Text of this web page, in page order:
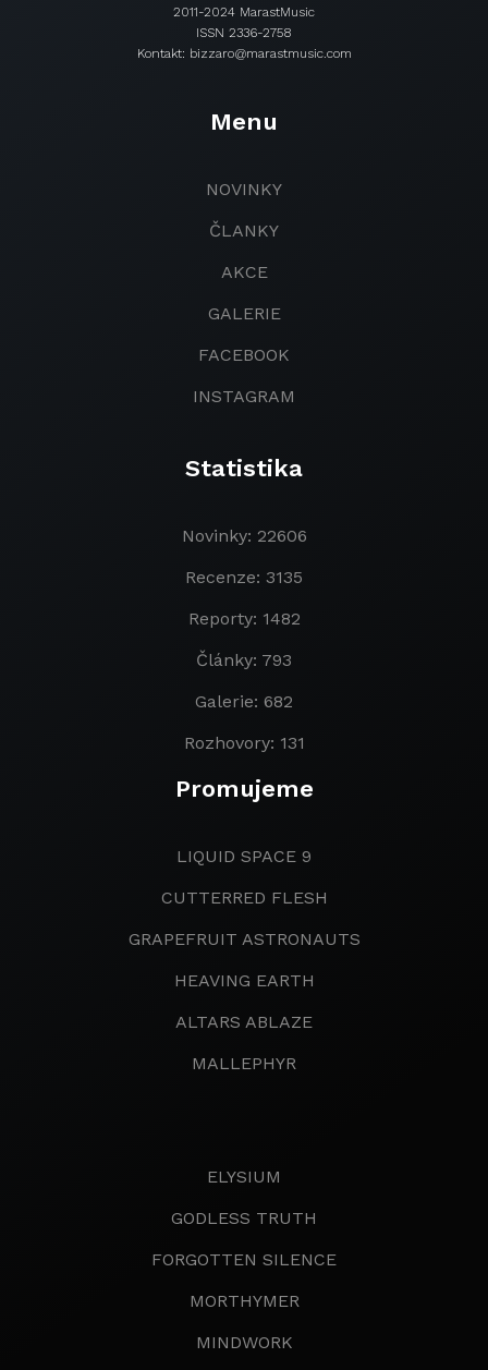
2011-2024 MarastMusic
ISSN 2336-2758
Kontakt: bizzaro@marastmusic.com
Menu
NOVINKY
ČLANKY
AKCE
GALERIE
FACEBOOK
INSTAGRAM
Statistika
Novinky: 22606
Recenze: 3135
Reporty: 1482
Články: 793
Galerie: 682
Rozhovory: 131
Promujeme
LIQUID SPACE 9
CUTTERRED FLESH
GRAPEFRUIT ASTRONAUTS
HEAVING EARTH
ALTARS ABLAZE
MALLEPHYR
ELYSIUM
GODLESS TRUTH
FORGOTTEN SILENCE
MORTHYMER
MINDWORK